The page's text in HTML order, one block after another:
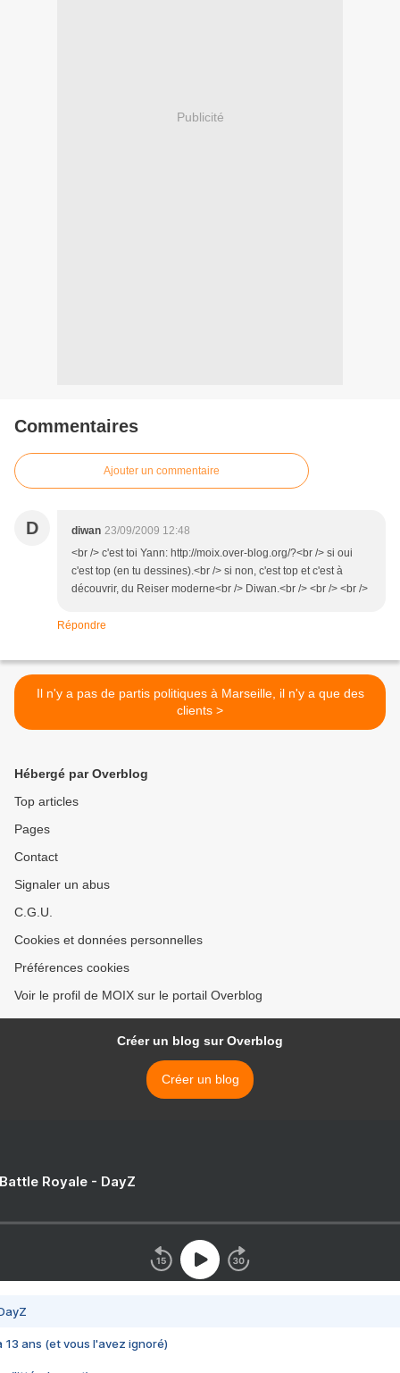
Publicité
Commentaires
Ajouter un commentaire
D diwan 23/09/2009 12:48
<br /> c'est toi Yann: http://moix.over-blog.org/?<br /> si oui
c'est top (en tu dessines).<br /> si non, c'est top et c'est à
découvrir, du Reiser moderne<br /> Diwan.<br /> <br /> <br />
Répondre
Il n'y a pas de partis politiques à Marseille, il n'y a que des
clients >
Hébergé par Overblog
Top articles
Pages
Contact
Signaler un abus
C.G.U.
Cookies et données personnelles
Préférences cookies
Voir le profil de MOIX sur le portail Overblog
Créer un blog sur Overblog
Créer un blog
Royale - DayZ
13 ans (et vous l'avez ignoré)